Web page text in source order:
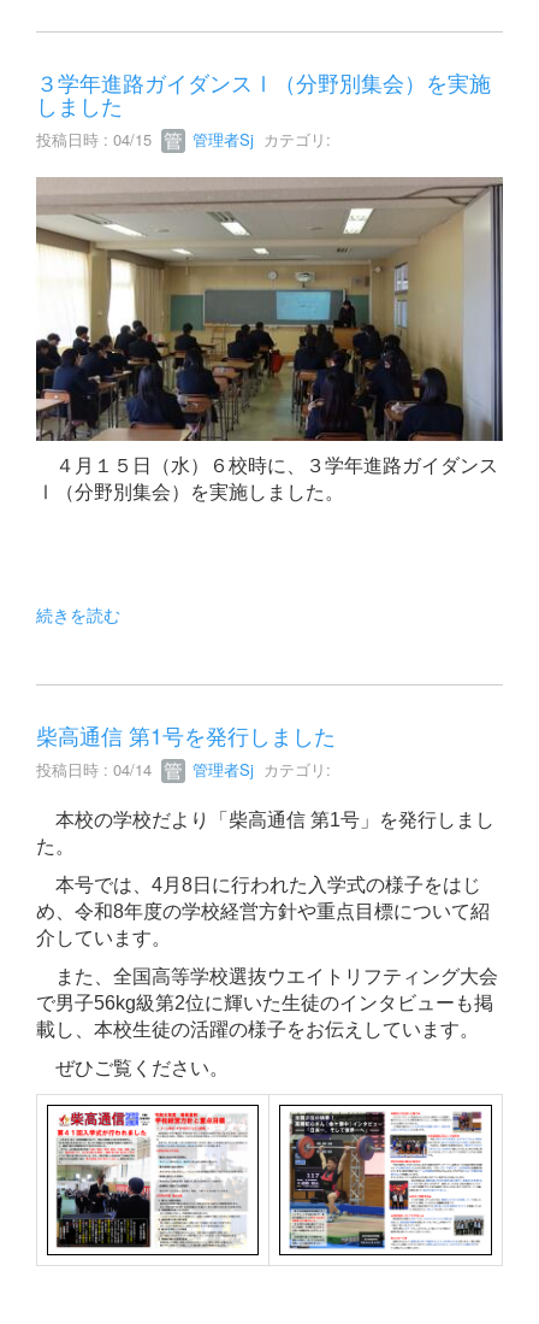
３学年進路ガイダンスⅠ（分野別集会）を実施
しました
投稿日時 : 04/15 管理者Sj カテゴリ:
４月１５日（水）６校時に、３学年進路ガイダンス
Ⅰ（分野別集会）を実施しました。
続きを読む
柴高通信 第1号を発行しました
投稿日時 : 04/14 管理者Sj カテゴリ:
本校の学校だより「柴高通信 第1号」を発行しまし
た。
本号では、4月8日に行われた入学式の様子をはじ
め、令和8年度の学校経営方針や重点目標について紹
介しています。
また、全国高等学校選抜ウエイトリフティング大会
で男子56kg級第2位に輝いた生徒のインタビューも掲
載し、本校生徒の活躍の様子をお伝えしています。
ぜひご覧ください。